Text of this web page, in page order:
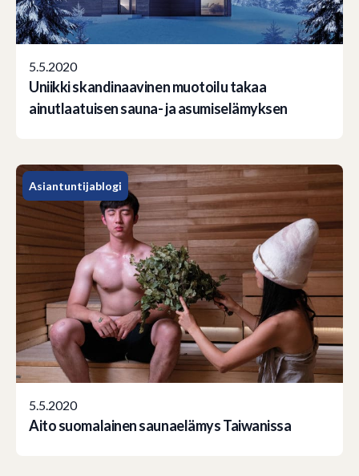
5.5.2020
Uniikki skandinaavinen muotoilu takaa
ainutlaatuisen sauna- ja asumiselämyksen
Asiantuntijablogi
5.5.2020
Aito suomalainen saunaelämys Taiwanissa